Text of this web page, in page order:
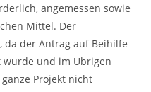
angemessen sowie
Mittel. Der
der Antrag auf Beihilfe
wurde und im Übrigen
Projekt nicht